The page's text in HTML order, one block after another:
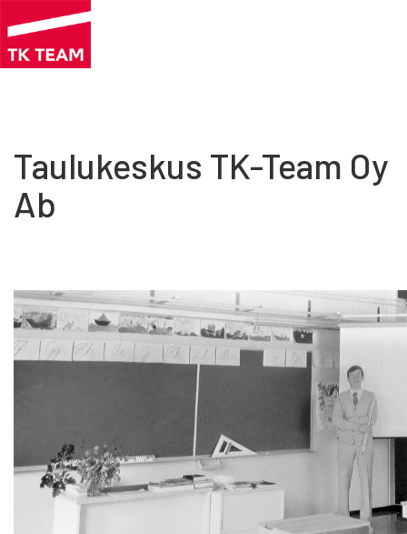
Hyppää
Taulukeskus TK-Team Oy
Ab